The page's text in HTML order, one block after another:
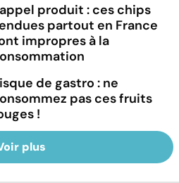
produit : ces chips
partout en France
impropres à la
de gastro : ne
pas ces fruits
!
plus